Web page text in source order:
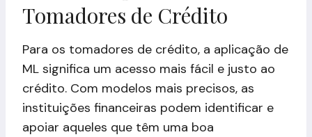
Tomadores de Crédito
Para os tomadores de crédito, a aplicação de
ML significa um acesso mais fácil e justo ao
crédito. Com modelos mais precisos, as
instituições financeiras podem identificar e
apoiar aqueles que têm uma boa